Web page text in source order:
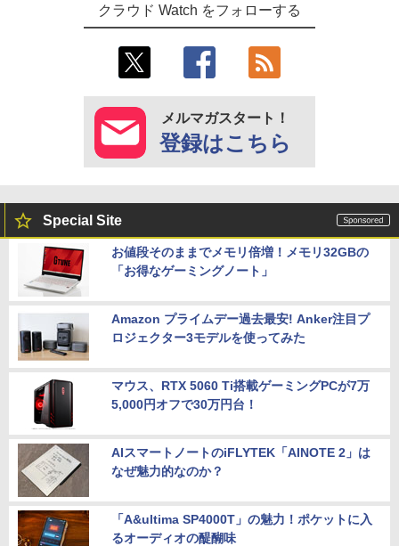
クラウド Watch をフォローする
メルマガスタート！
登録はこちら
Special Site
お値段そのままでメモリ倍増！メモリ32GBの
「お得なゲーミングノート」
Amazon プライムデー過去最安! Anker注目プ
ロジェクター3モデルを使ってみた
マウス、RTX 5060 Ti搭載ゲーミングPCが7万
5,000円オフで30万円台！
AIスマートノートのiFLYTEK「AINOTE 2」は
なぜ魅力的なのか？
「A&ultima SP4000T」の魅力！ポケットに入
るオーディオの醍醐味